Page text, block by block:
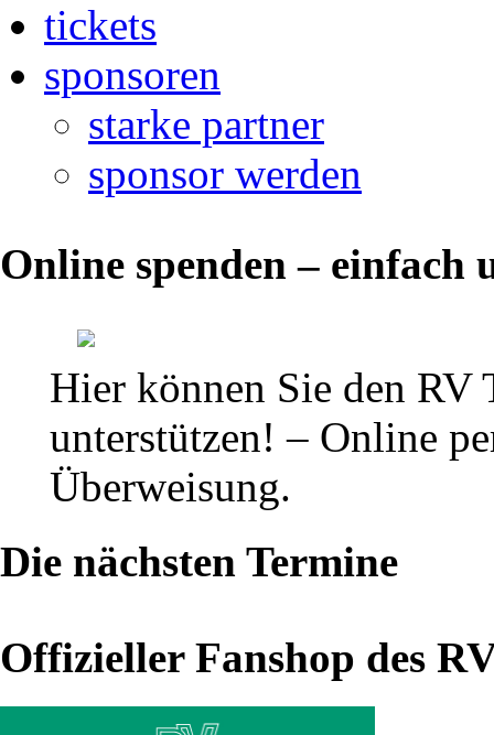
tickets
sponsoren
starke partner
sponsor werden
Online spenden – einfach
Hier können Sie den RV
unterstützen! – Online
Überweisung.
Die nächsten Termine
Offizieller Fanshop des
Regionalliga
Mitteldeutschland
Thalheimer
werden
der
Siebter
(13.12.)